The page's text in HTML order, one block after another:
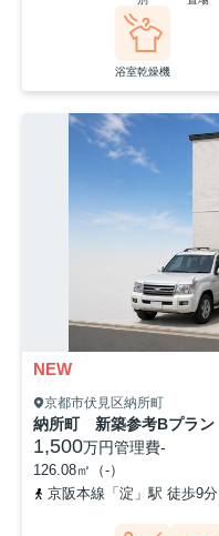
浴室乾燥機
NEW
京都市伏見区納所町
納所町 新築参考Bプラン
1,500万円管理費-
126.08㎡（-）
京阪本線「淀」駅 徒歩9分